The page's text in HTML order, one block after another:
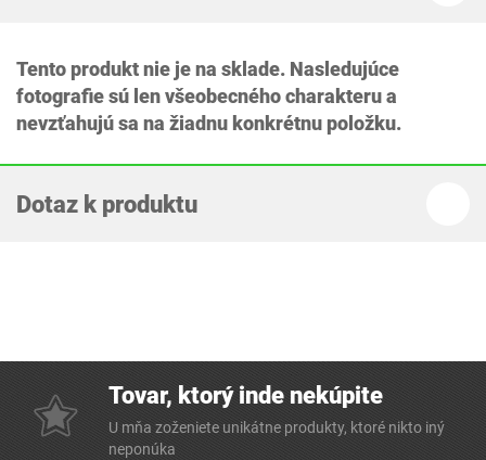
Tento produkt nie je na sklade. Nasledujúce
fotografie sú len všeobecného charakteru a
nevzťahujú sa na žiadnu konkrétnu položku.
Dotaz k produktu
Tovar, ktorý inde nekúpite
U mňa zoženiete unikátne produkty, ktoré nikto iný
neponúka